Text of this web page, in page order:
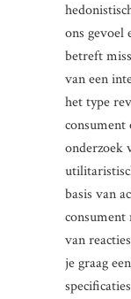
ons gevoel
betreft
van een
het type
onderzoek
basis van
consument
van
je graag